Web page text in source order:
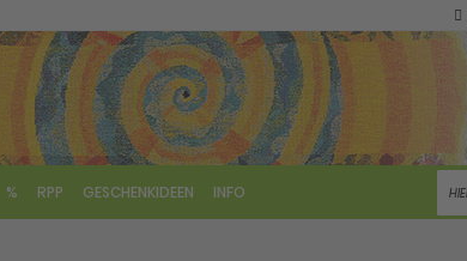
% RPP GESCHENKIDEEN INFO